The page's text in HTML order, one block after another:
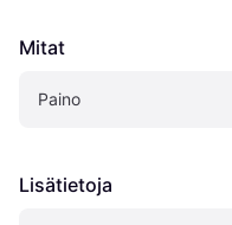
Mitat
Paino
Lisätietoja